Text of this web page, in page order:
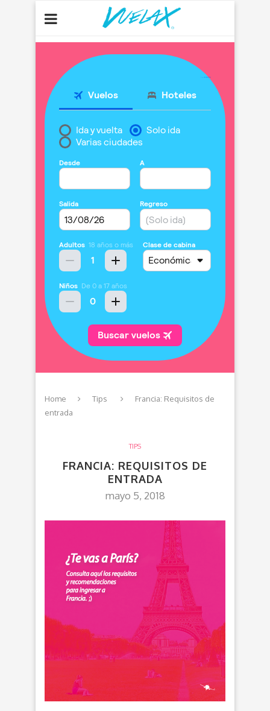
Home Tips
Francia: Requisitos de
entrada
TIPS
FRANCIA: REQUISITOS DE
ENTRADA
mayo 5, 2018